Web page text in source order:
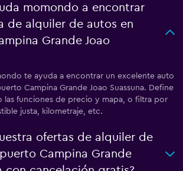
momondo a encontrar
de alquiler de autos en
Grande Joao
te ayuda a encontrar un excelente auto
Campina Grande Joao Suassuna. Define
las funciones de precio y mapa, o filtra por
justa, kilometraje, etc.
ofertas de alquiler de
Campina Grande